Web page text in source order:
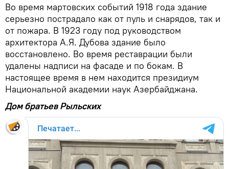
Во время мартовских событий 1918 года здание
серьезно пострадало как от пуль и снарядов, так и
от пожара. В 1923 году под руководством
архитектора А.Я. Дубова здание было
восстановлено. Во время реставрации были
удалены надписи на фасаде и по бокам. В
настоящее время в нем находится президиум
Национальной академии наук Азербайджана.
Дом братьев Рыльских